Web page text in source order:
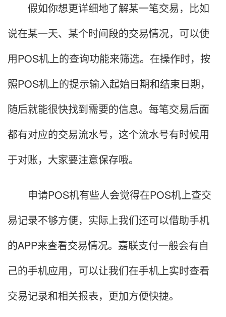
假如你想更详细地了解某一笔交易，比如
说在某一天、某个时间段的交易情况，可以使
用POS机上的查询功能来筛选。在操作时，按
照POS机上的提示输入起始日期和结束日期，
随后就能很快找到需要的信息。每笔交易后面
都有对应的交易流水号，这个流水号有时候用
于对账，大家要注意保存哦。
申请POS机有些人会觉得在POS机上查交
易记录不够方便，实际上我们还可以借助手机
的APP来查看交易情况。嘉联支付一般会有自
己的手机应用，可以让我们在手机上实时查看
交易记录和相关报表，更加方便快捷。